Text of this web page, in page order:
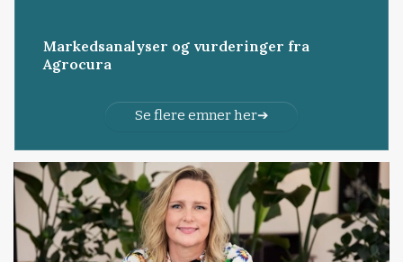
Markedsanalyser og vurderinger fra
Agrocura
Se flere emner her